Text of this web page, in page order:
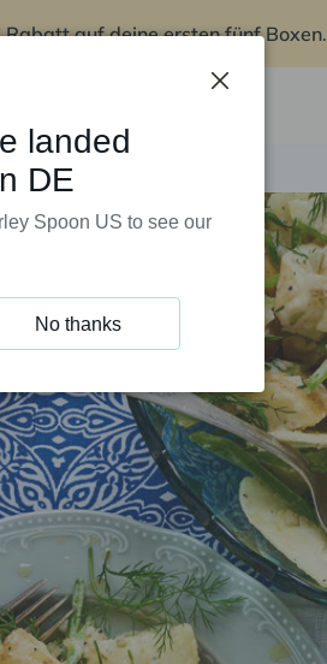
Rabatt auf deine ersten fünf Boxen.
landed
DE
Spoon US to see our
No thanks